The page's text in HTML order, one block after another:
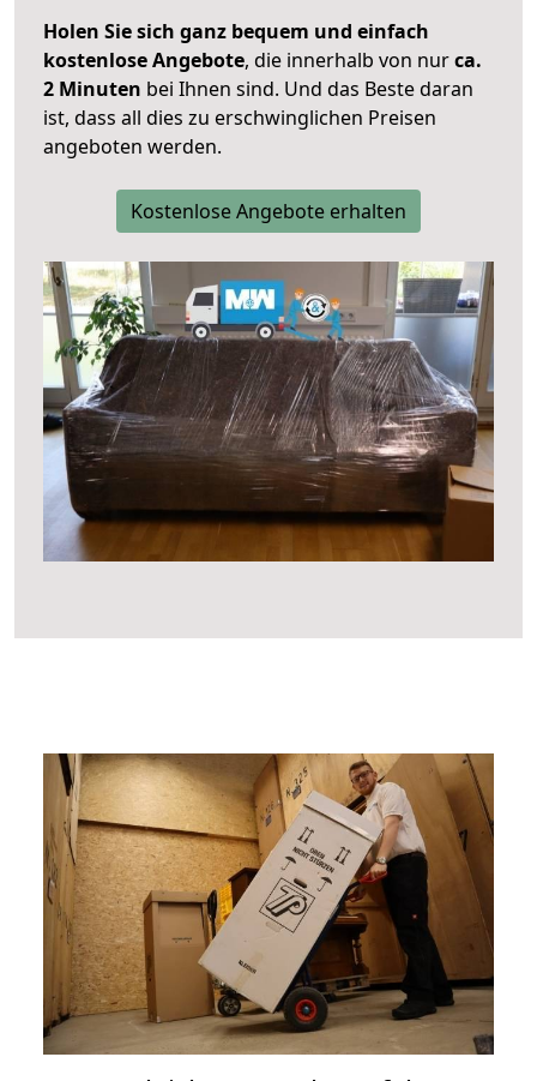
Holen Sie sich ganz bequem und einfach
kostenlose Angebote, die innerhalb von nurca.
2 Minuten bei Ihnen sind. Und das Beste daran
ist, dass all dies zu erschwinglichen Preisen
angeboten werden.
Kostenlose Angebote erhalten